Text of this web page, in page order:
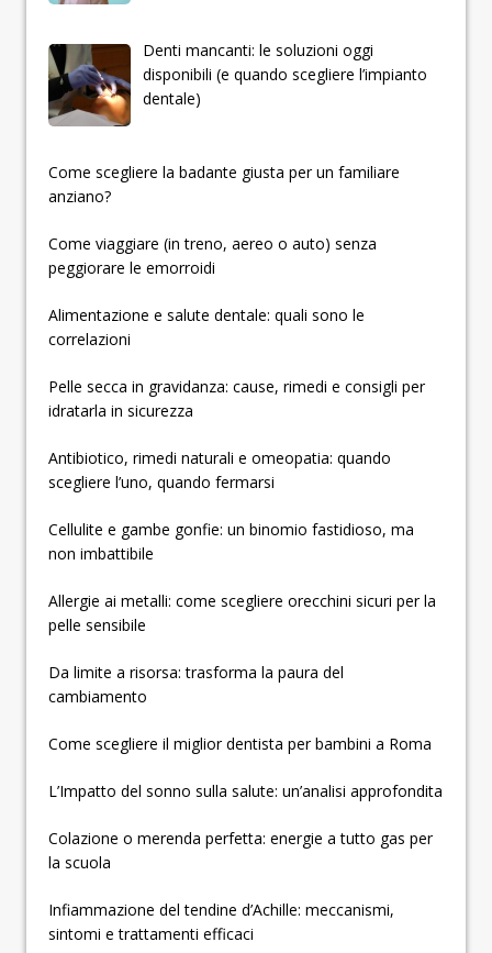
Denti mancanti: le soluzioni oggi
disponibili (e quando scegliere l’impianto
dentale)
­­­­­Come scegliere la badante giusta per un familiare
anziano?
Come viaggiare (in treno, aereo o auto) senza
peggiorare le emorroidi
Alimentazione e salute dentale: quali sono le
correlazioni
Pelle secca in gravidanza: cause, rimedi e consigli per
idratarla in sicurezza
Antibiotico, rimedi naturali e omeopatia: quando
scegliere l’uno, quando fermarsi
Cellulite e gambe gonfie: un binomio fastidioso, ma
non imbattibile
Allergie ai metalli: come scegliere orecchini sicuri per la
pelle sensibile
Da limite a risorsa: trasforma la paura del
cambiamento
Come scegliere il miglior dentista per bambini a Roma
L’Impatto del sonno sulla salute: un’analisi approfondita
Colazione o merenda perfetta: energie a tutto gas per
la scuola
Infiammazione del tendine d’Achille: meccanismi,
sintomi e trattamenti efficaci